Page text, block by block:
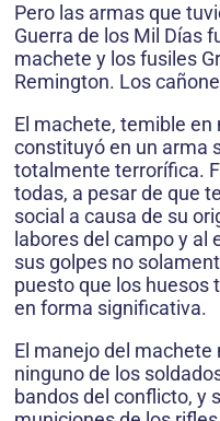
Pero las armas que
Guerra de los Mil Días
machete y los fusiles
Remington. Los
El machete, temible en
constituyó en un arma
totalmente terrorífica.
todas, a pesar de que
social a causa de su
labores del campo y
sus golpes no
puesto que los huesos
en forma significativa.
El manejo del
ninguno de los
bandos del conflicto, y